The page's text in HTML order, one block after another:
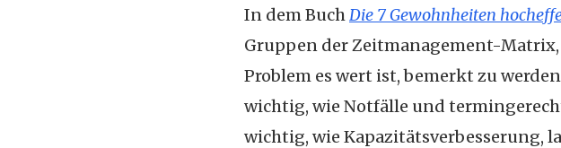
In dem BuchDie 7 Gewohnheiten
Gruppen der Zeitmanagement-
Problem es wert ist, bemerkt zu
wichtig, wie Notfälle und
wichtig, wie Kapazitätsverbesserung,